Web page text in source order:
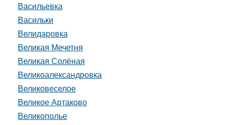
Васильевка
Васильки
Велидаровка
Великая Мечетня
Великая Солёная
Великоалександровка
Великовеселое
Великое Артаково
Великополье